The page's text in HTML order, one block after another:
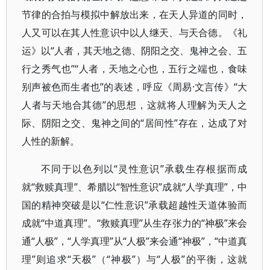
节律的合拍与模拟中解放出来，在天人异道的同时，
人又可以在其人性意识中以人继天、与天合德。《礼
运》以“人者，其天地之德、阴阳之交、鬼神之会、五
行之秀气也”“人者，天地之心也，五行之端也，食味
别声被色而生者也”的表述，呼应《周易·文言传》“大
人者与天地合其德”的思想，这就将人理解为天人之
际、阴阳之交、鬼神之间的“居间性”存在，达成了对
人性的新解。
不同于以色列以“灵性意识”承载生存根据而成
就“救赎真理”、希腊以“智性意识”成就“人学真理”，中
国的精神突破是以“仁性意识”承载超越性天道体验而
成就“中道真理”。“救赎真理”从生存张力的“神极”来会
通“人极”，“人学真理”从“人极”来会通“神极”，“中道真
理”则追求“天极”（“神极”）与“人极”的平衡，这就